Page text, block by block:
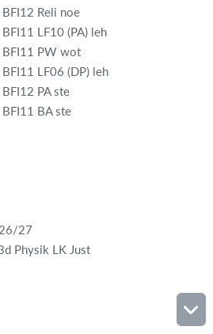
Reli noe
LF10 (PA) leh
PW wot
LF06 (DP) leh
PA ste
BA ste
27
Physik LK Just